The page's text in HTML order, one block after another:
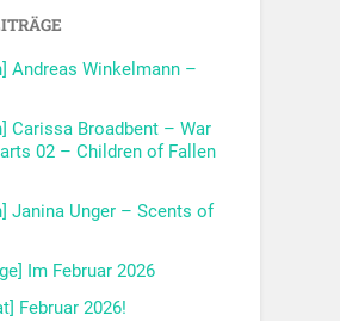
Andreas Winkelmann –
Carissa Broadbent – War
02 – Children of Fallen
Janina Unger – Scents of
Im Februar 2026
Februar 2026!